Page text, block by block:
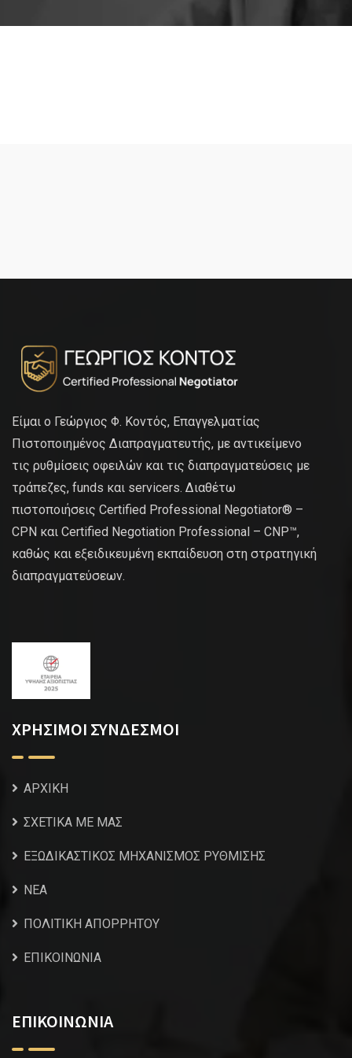
Είμαι ο Γεώργιος Φ. Κοντός, Επαγγελματίας
Πιστοποιημένος Διαπραγματευτής, με αντικείμενο
τις ρυθμίσεις οφειλών και τις διαπραγματεύσεις με
τράπεζες, funds και servicers. Διαθέτω
πιστοποιήσεις Certified Professional Negotiator® –
CPN και Certified Negotiation Professional – CNP™,
καθώς και εξειδικευμένη εκπαίδευση στη στρατηγική
διαπραγματεύσεων.
ΧΡΗΣΙΜΟΙ ΣΥΝΔΕΣΜΟΙ
ΑΡΧΙΚΗ
ΣΧΕΤΙΚΑ ΜΕ ΜΑΣ
ΕΞΩΔΙΚΑΣΤΙΚΟΣ ΜΗΧΑΝΙΣΜΟΣ ΡΥΘΜΙΣΗΣ
NEA
ΠΟΛΙΤΙΚΗ ΑΠΟΡΡΗΤΟΥ
ΕΠΙΚΟΙΝΩΝΙΑ
ΕΠΙΚΟΙΝΩΝΙΑ